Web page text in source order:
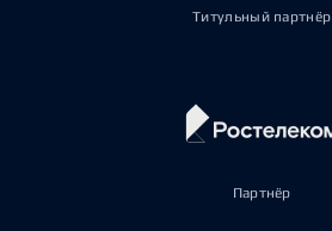
Титульный партнёр
Партнёр